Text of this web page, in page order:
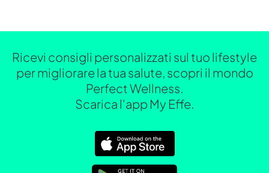
Ricevi consigli personalizzati sul tuo lifestyle
per migliorare la tua salute, scopri il mondo
Perfect Wellness.
Scarica l'app My Effe.